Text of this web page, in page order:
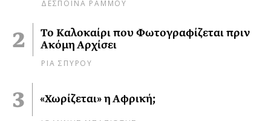
Το Καλοκαίρι που Φωτογραφίζεται πριν
Ακόμη Αρχίσει
ΡΙΑ ΣΠΥΡΟΥ
«Χωρίζεται» η Αφρική;